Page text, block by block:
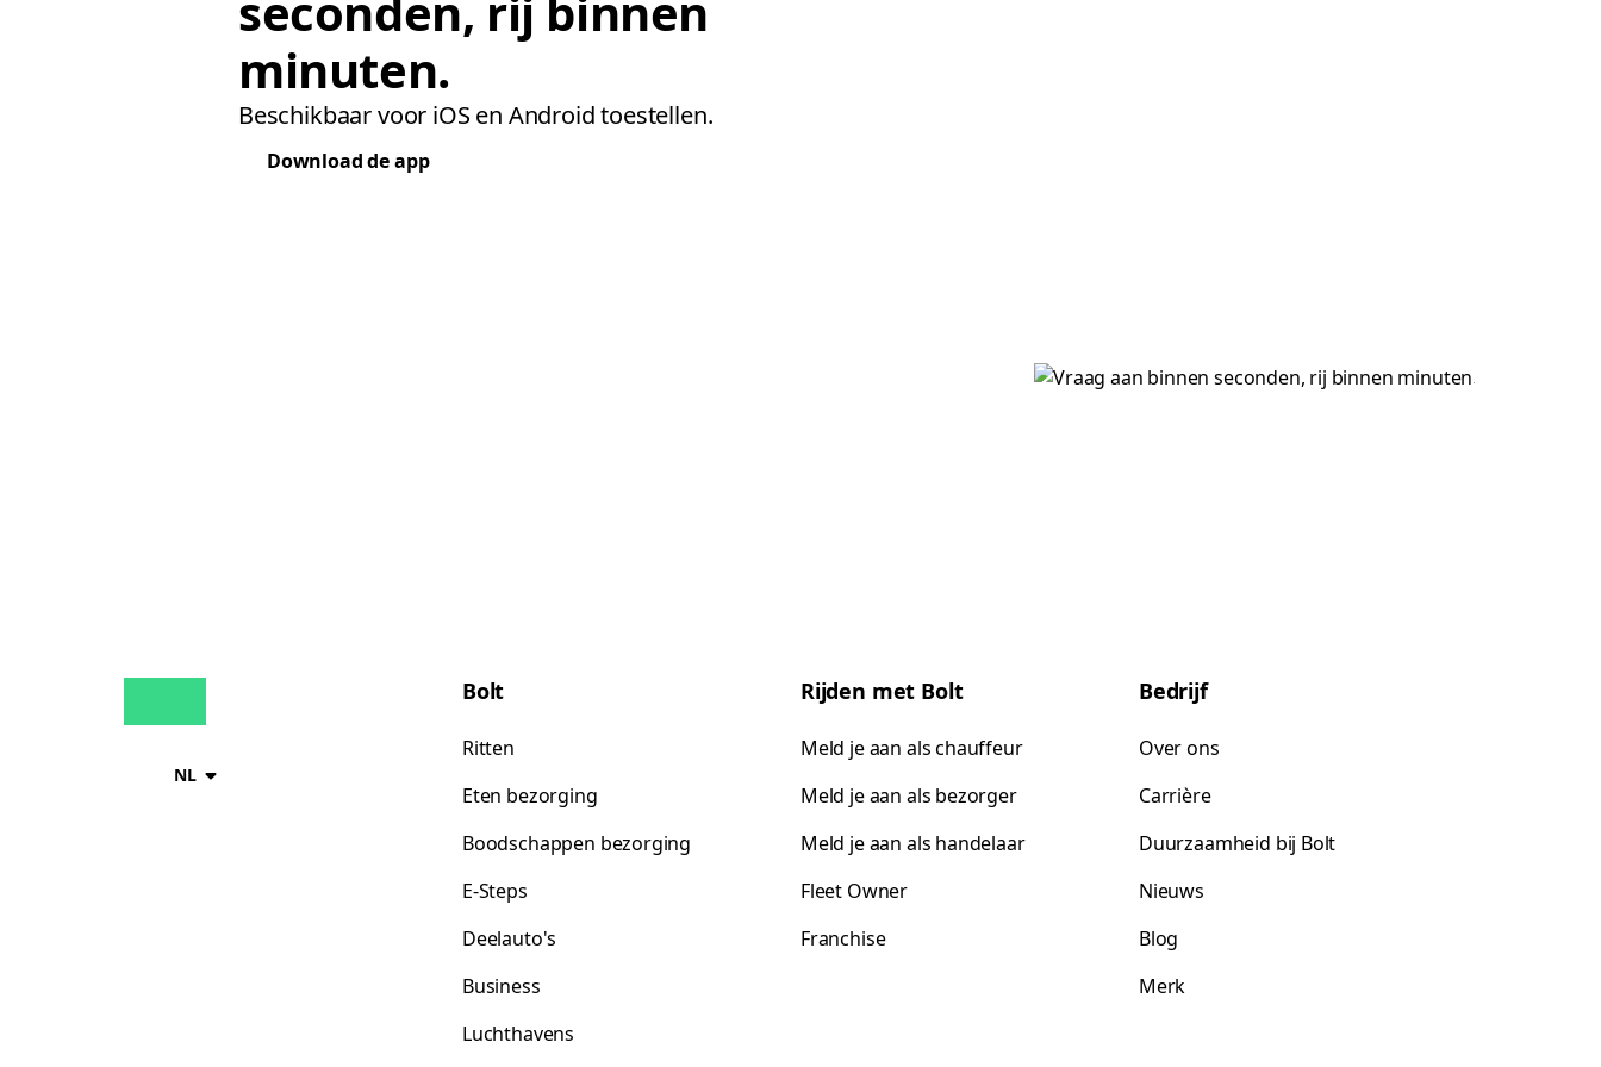
minuten.
Beschikbaar voor iOS en Android toestellen.
Download de app
NL
Bolt
Ritten
Eten bezorging
Boodschappen bezorging
E-Steps
Deelauto's
Business
Luchthavens
Rijden met Bolt
Meld je aan als chauffeur
Meld je aan als bezorger
Meld je aan als handelaar
Fleet Owner
Franchise
Bedrijf
Over ons
Carrière
Duurzaamheid bij Bolt
Nieuws
Blog
Merk